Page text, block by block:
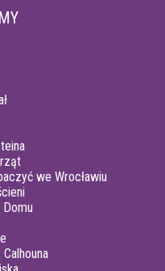
we Wrocławiu
Domu